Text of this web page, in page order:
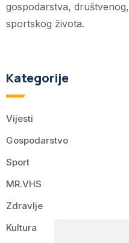
gospodarstva,
sportskog života.
Kategorije
Vijesti
Gospodarstvo
Sport
MR.VHS
Zdravlje
Kultura